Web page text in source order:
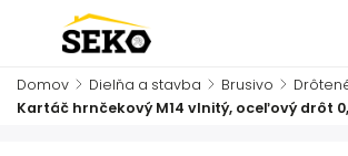
Domov / Dielňa a stavba / Brusivo /
Kartáč hrnčekový M14 vlnitý, oceľový drôt